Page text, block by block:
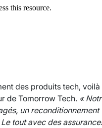
des produits tech, voilà
de Tomorrow Tech. «
un
tout avec des